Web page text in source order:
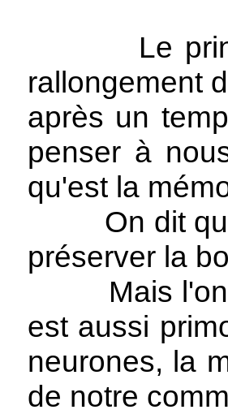
Le
rallongement
après un
penser à
qu'est la
On dit que
préserver la
Mais l'on
est aussi
neurones, la
de notre